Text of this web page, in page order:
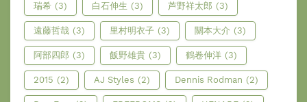
瑞希 (3) 白石伸生 (3) 芦野祥太郎 (3)
遠藤哲哉 (3) 里村明衣子 (3) 關本大介 (3)
阿部四郎 (3) 飯野雄貴 (3) 鶴卷伸洋 (3)
2015 (2) AJ Styles (2) Dennis Rodman (2)